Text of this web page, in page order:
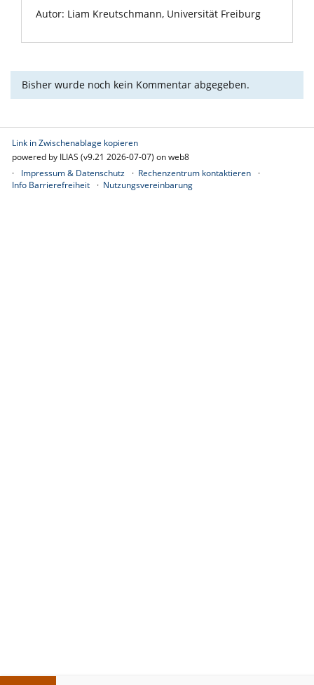
Autor: Liam Kreutschmann, Universität Freiburg
Bisher wurde noch kein Kommentar abgegeben.
Link in Zwischenablage kopieren
powered by ILIAS (v9.21 2026-07-07) on web8
Impressum & Datenschutz
Rechenzentrum kontaktieren
Info Barrierefreiheit
Nutzungsvereinbarung